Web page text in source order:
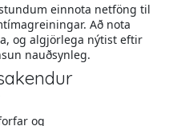
einnota netföng til
Að nota
og algjörlega nýtist eftir
nauðsynleg.
og